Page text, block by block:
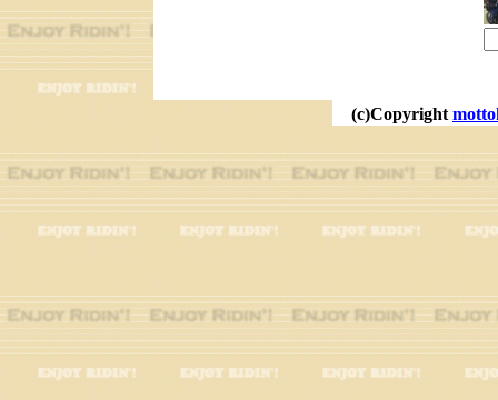
(c)Copyright